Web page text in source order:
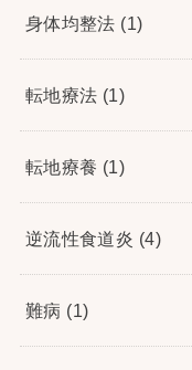
身体均整法 (1)
転地療法 (1)
転地療養 (1)
逆流性食道炎 (4)
難病 (1)